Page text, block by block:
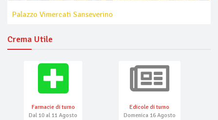
Palazzo Vimercati Sanseverino
Crema Utile
Farmacie di turno
Dal 10 al 11 Agosto
Edicole di turno
Domenica 16 Agosto